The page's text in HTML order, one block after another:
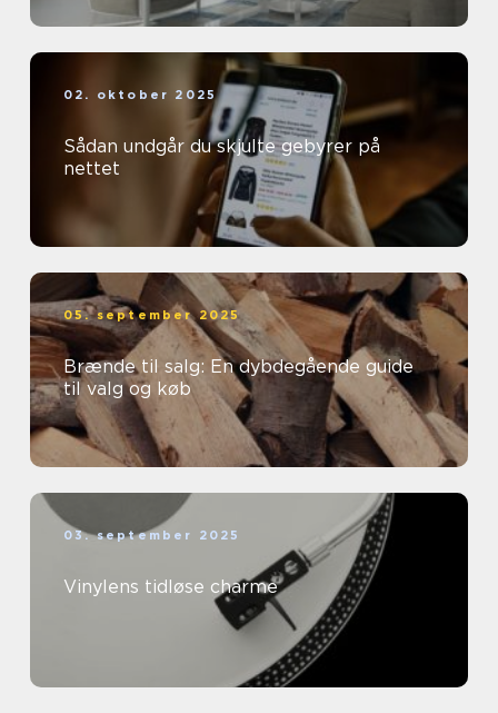
02. oktober 2025
Sådan undgår du skjulte gebyrer på
nettet
05. september 2025
Brænde til salg: En dybdegående guide
til valg og køb
03. september 2025
Vinylens tidløse charme